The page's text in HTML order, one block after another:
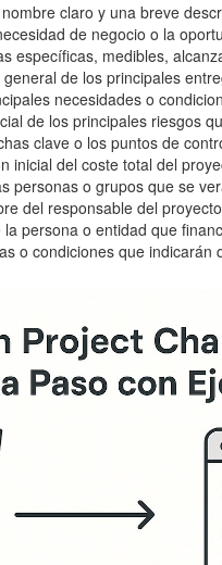
claro y una breve
de negocio o la
específicas, medibles,
de los principales
necesidades o
de los principales riesgos
clave o los puntos de
inicial del coste total del
personas o grupos que se
del responsable del
la persona o entidad que
o condiciones que indicarán